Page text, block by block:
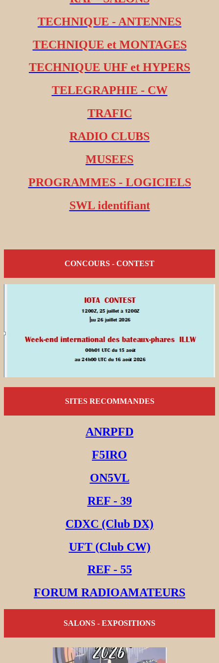
TECHNIQUE - ANTENNES
TECHNIQUE et MONTAGES
TECHNIQUE UHF et HYPERS
TELEGRAPHIE - CW
TRAFIC
RADIO CLUBS
MUSEES
PROGRAMMES - LOGICIELS
SWL identifiant
CONCOURS - CONTEST
SITES RECOMMANDES
ANRPFD
F5IRO
ON5VL
REF - 39
CDXC (Club DX)
UFT (Club CW)
REF - 55
FORUM RADIOAMATEURS
SALONS - EXPOSITIONS